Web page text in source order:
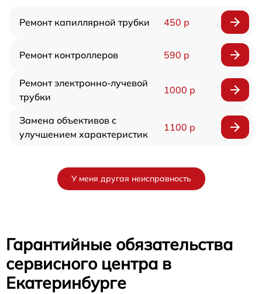
Ремонт капиллярной трубки 450 р
Ремонт контроллеров 590 р
Ремонт электронно-лучевой
трубки
1000 р
Замена объективов с
улучшением характеристик
1100 р
У меня другая неисправность
Гарантийные обязательства
сервисного центра в
Екатеринбурге